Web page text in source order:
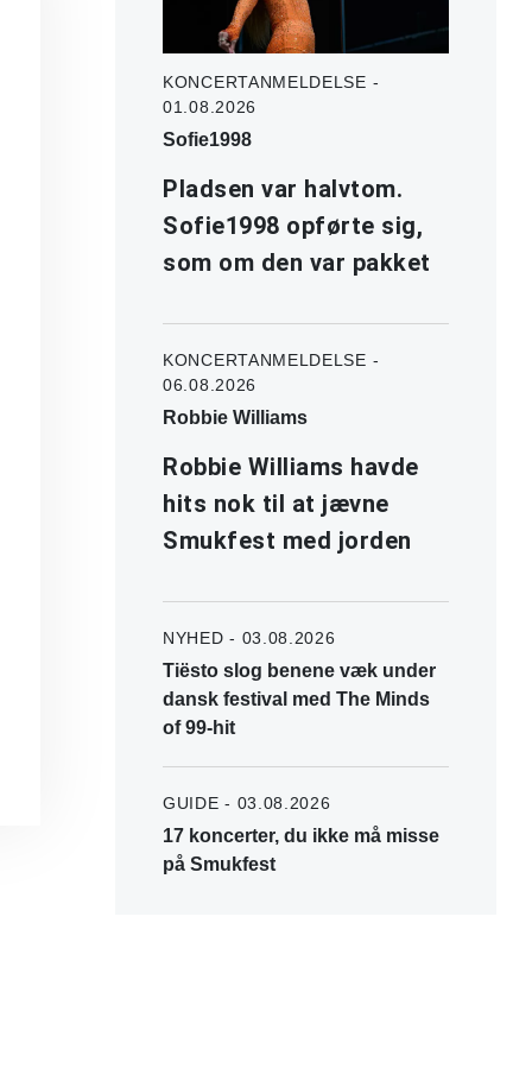
KONCERTANMELDELSE -
01.08.2026
Sofie1998
Pladsen var halvtom.
Sofie1998 opførte sig,
som om den var pakket
KONCERTANMELDELSE -
06.08.2026
Robbie Williams
Robbie Williams havde
hits nok til at jævne
Smukfest med jorden
NYHED - 03.08.2026
Tiësto slog benene væk under
dansk festival med The Minds
of 99-hit
GUIDE - 03.08.2026
17 koncerter, du ikke må misse
på Smukfest